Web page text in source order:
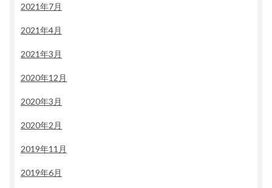
2021年7月
2021年4月
2021年3月
2020年12月
2020年3月
2020年2月
2019年11月
2019年6月